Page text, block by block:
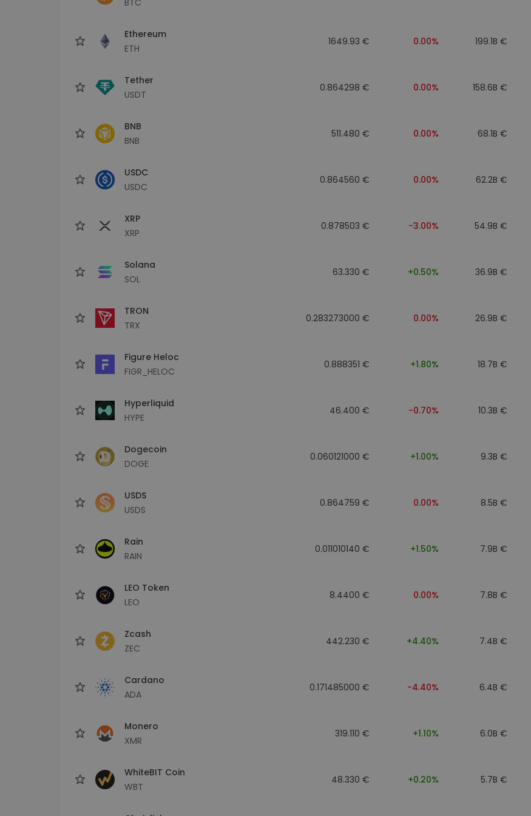
Ethereum
ETH
1649.93 € 0.00% 199.1B €
Tether
USDT
0.864298 € 0.00% 158.6B €
BNB
BNB
511.480 € 0.00% 68.1B €
USDC
USDC
0.864560 € 0.00% 62.2B €
XRP
XRP
0.878503 € -3.00% 54.9B €
Solana
SOL
63.330 € +0.50% 36.9B €
TRON
TRX
0.283273000 € 0.00% 26.9B €
Figure Heloc
FIGR_HELOC
0.888351 € +1.80% 18.7B €
Hyperliquid
HYPE
46.400 € -0.70% 10.3B €
Dogecoin
DOGE
0.060121000 € +1.00% 9.3B €
USDS
USDS
0.864759 € 0.00% 8.5B €
Rain
RAIN
0.011010140 € +1.50% 7.9B €
LEO Token
LEO
8.4400 € 0.00% 7.8B €
Zcash
ZEC
442.230 € +4.40% 7.4B €
Cardano
ADA
0.171485000 € -4.40% 6.4B €
Monero
XMR
319.110 € +1.10% 6.0B €
WhiteBIT Coin
WBT
48.330 € +0.20% 5.7B €